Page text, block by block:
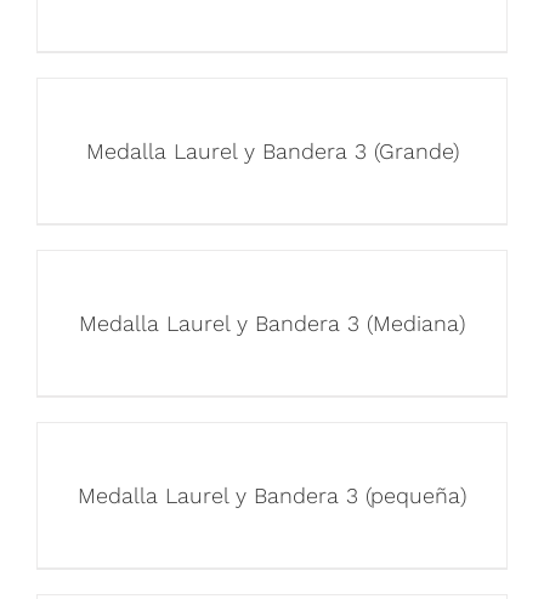
Medalla Laurel y Bandera 3 (Grande)
Medalla Laurel y Bandera 3 (Mediana)
Medalla Laurel y Bandera 3 (pequeña)